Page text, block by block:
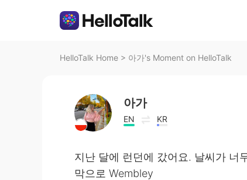
HelloTalk Home > 아가's Moment on HelloTalk
아가
EN KR
지난 달에 런던에 갔어요. 날씨가 너
막으로 Wembley